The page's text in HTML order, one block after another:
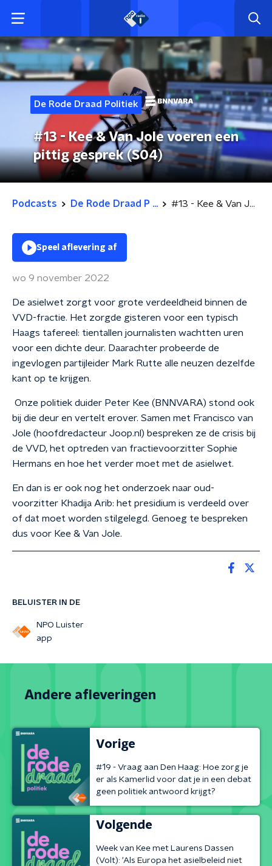
De Rode Draad Politiek
#13 - Kee & Van Jole voeren een
pittig gesprek (S04)
Podcasts De Rode Draad P ... #13 - Kee & Van Jole voeren een pittig gesprek (S04)
BELUISTER IN DE
NPO Luister
app
Speel aflevering af
wo 9 november 2022
De asielwet zorgt voor grote verdeeldheid binnen de
VVD-fractie. Het zorgde gisteren voor een typisch
Haags tafereel: tientallen journalisten wachtten uren
voor een dichte deur. Daarachter probeerde de
ingevlogen partijleider Mark Rutte alle neuzen dezelfde
kant op te krijgen.
Onze politiek duider Peter Kee (BNNVARA) stond ook
bij die deur en vertelt erover. Samen met Francisco van
Jole (hoofdredacteur Joop.nl) bespreken ze de crisis bij
de VVD, het optreden van fractievoorzitter Sophie
Hermans en hoe het verder moet met de asielwet.
En dan is er ook nog het onderzoek naar oud-
voorzitter Khadija Arib: het presidium is verdeeld over
of dat moet worden stilgelegd. Genoeg te bespreken
dus voor Kee & Van Jole.
Andere afleveringen
Vorige
#19 - Vraag aan Den Haag: Hoe zorg je
er als Kamerlid voor dat je in een debat
geen politiek antwoord krijgt?
Volgende
Week van Kee met Laurens Dassen
(Volt): ‘Als Europa het asielbeleid niet